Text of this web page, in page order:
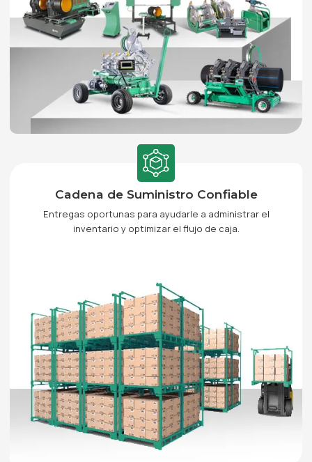
Cadena de Suministro Confiable
Entregas oportunas para ayudarle a administrar el
inventario y optimizar el flujo de caja.